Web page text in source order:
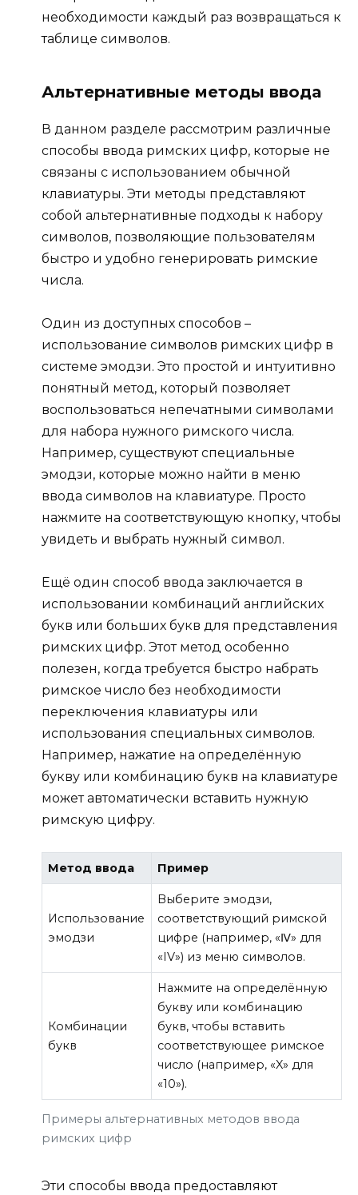
необходимости каждый раз возвращаться к
таблице символов.
Альтернативные методы ввода
В данном разделе рассмотрим различные
способы ввода римских цифр, которые не
связаны с использованием обычной
клавиатуры. Эти методы представляют
собой альтернативные подходы к набору
символов, позволяющие пользователям
быстро и удобно генерировать римские
числа.
Один из доступных способов –
использование символов римских цифр в
системе эмодзи. Это простой и интуитивно
понятный метод, который позволяет
воспользоваться непечатными символами
для набора нужного римского числа.
Например, существуют специальные
эмодзи, которые можно найти в меню
ввода символов на клавиатуре. Просто
нажмите на соответствующую кнопку, чтобы
увидеть и выбрать нужный символ.
Ещё один способ ввода заключается в
использовании комбинаций английских
букв или больших букв для представления
римских цифр. Этот метод особенно
полезен, когда требуется быстро набрать
римское число без необходимости
переключения клавиатуры или
использования специальных символов.
Например, нажатие на определённую
букву или комбинацию букв на клавиатуре
может автоматически вставить нужную
римскую цифру.
Примеры альтернативных методов ввода
римских цифр
Метод ввода Пример
Использование
эмодзи
Выберите эмодзи,
соответствующий римской
цифре (например, «Ⅳ» для
«IV») из меню символов.
Комбинации
букв
Нажмите на определённую
букву или комбинацию
букв, чтобы вставить
соответствующее римское
число (например, «X» для
«10»).
Эти способы ввода предоставляют